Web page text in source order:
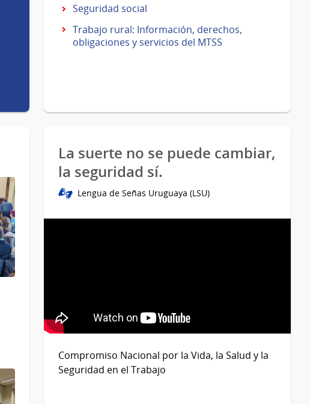
Seguridad social
Trabajo rural: Información, derechos,
obligaciones y servicios del MTSS
La suerte no se puede cambiar,
la seguridad sí.
Lengua de Señas Uruguaya (LSU)
Compromiso Nacional por la Vida, la Salud y la
Seguridad en el Trabajo